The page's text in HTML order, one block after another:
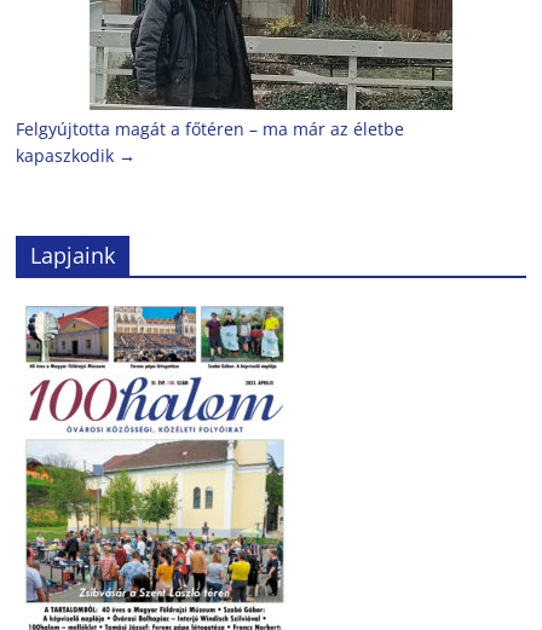
Felgyújtotta magát a főtéren – ma már az életbe
kapaszkodik →
Lapjaink